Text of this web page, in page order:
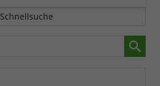
Schnellsuche